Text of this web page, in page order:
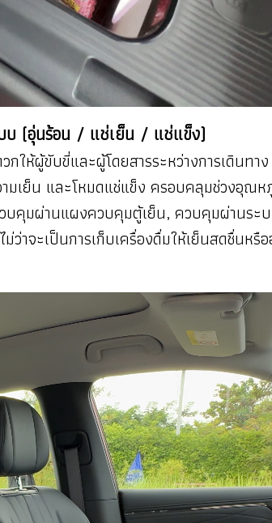
บ (อุ่นร้อน / แช่เย็น / แช่แข็ง)
ห้ผู้ขับขี่และผู้โดยสารระหว่างการเดินทา
เย็น และโหมดแช่แข็ง ครอบคลุมช่วงอุณ
คุมผ่านแผงควบคุมตู้เย็น, ควบคุมผ่านระ
าจะเป็นการเก็บเครื่องดื่มให้เย็นสดชื่นหรื